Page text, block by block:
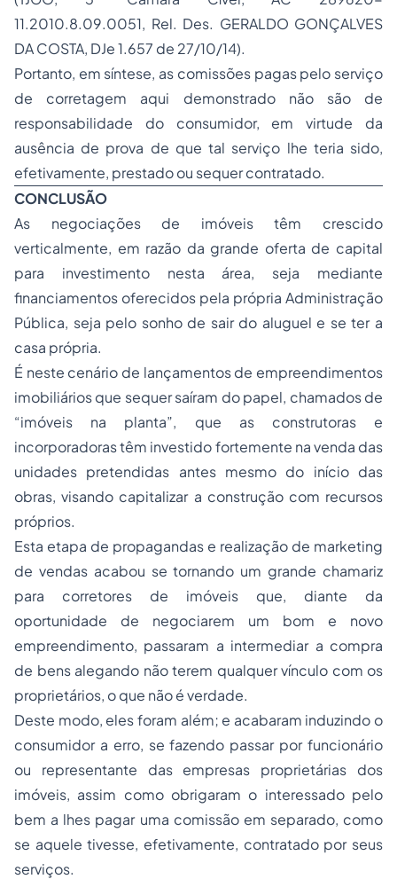
11.2010.8.09.0051, Rel. Des. GERALDO GONÇALVES
DA COSTA, DJe 1.657 de 27/10/14).
Portanto, em síntese, as comissões pagas pelo serviço
de corretagem aqui demonstrado não são de
responsabilidade do consumidor, em virtude da
ausência de prova de que tal serviço lhe teria sido,
efetivamente, prestado ou sequer contratado.
CONCLUSÃO
As negociações de imóveis têm crescido
verticalmente, em razão da grande oferta de capital
para investimento nesta área, seja mediante
financiamentos oferecidos pela própria Administração
Pública, seja pelo sonho de sair do aluguel e se ter a
casa própria.
É neste cenário de lançamentos de empreendimentos
imobiliários que sequer saíram do papel, chamados de
“imóveis na planta”, que as construtoras e
incorporadoras têm investido fortemente na venda das
unidades pretendidas antes mesmo do início das
obras, visando capitalizar a construção com recursos
próprios.
Esta etapa de propagandas e realização de marketing
de vendas acabou se tornando um grande chamariz
para corretores de imóveis que, diante da
oportunidade de negociarem um bom e novo
empreendimento, passaram a intermediar a compra
de bens alegando não terem qualquer vínculo com os
proprietários, o que não é verdade.
Deste modo, eles foram além; e acabaram induzindo o
consumidor a erro, se fazendo passar por funcionário
ou representante das empresas proprietárias dos
imóveis, assim como obrigaram o interessado pelo
bem a lhes pagar uma comissão em separado, como
se aquele tivesse, efetivamente, contratado por seus
serviços.